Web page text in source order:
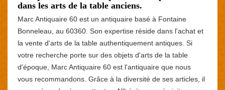
dans les arts de la table anciens.
Marc Antiquaire 60 est un antiquaire basé à Fontaine
Bonneleau, au 60360. Son expertise réside dans l'achat et
la vente d'arts de la table authentiquement antiques. Si
votre recherche porte sur des objets d'arts de la table
d'époque, Marc Antiquaire 60 est l'antiquaire que nous
vous recommandons. Grâce à la diversité de ses articles, il